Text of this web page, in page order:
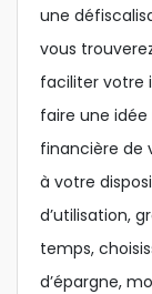
une
vous
faciliter votre
faire une
financière de
à votre
d’utilisation,
temps,
d’épargne,